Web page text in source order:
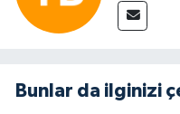
Bunlar da ilginizi